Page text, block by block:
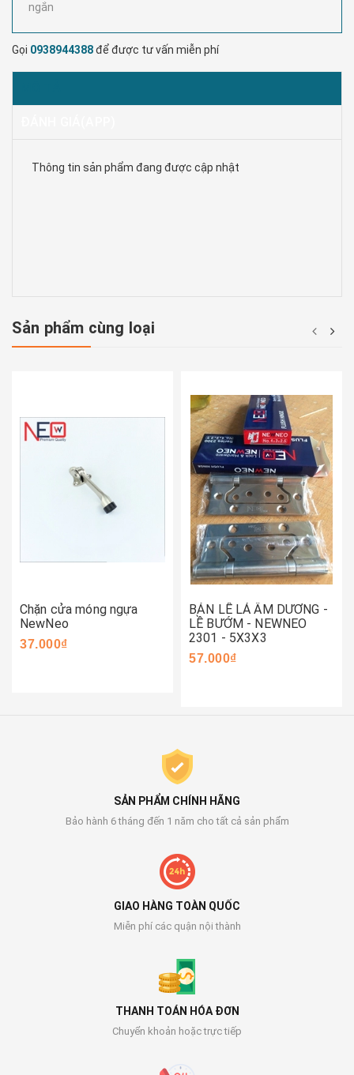
ngắn
Gọi 0938944388để được tư vấn miễn phí
Thông tin sản phẩm đang được cập nhật
Sản phẩm cùng loại
Chặn cửa móng ngựa
NewNeo
37.000₫
BẢN LỀ LÁ ÂM DƯƠNG -
LỀ BƯỚM - NEWNEO
2301 - 5X3X3
57.000₫
SẢN PHẨM CHÍNH HÃNG
Bảo hành 6 tháng đến 1 năm cho tất cả sản phẩm
GIAO HÀNG TOÀN QUỐC
Miễn phí các quận nội thành
THANH TOÁN HÓA ĐƠN
Chuyển khoản hoặc trực tiếp